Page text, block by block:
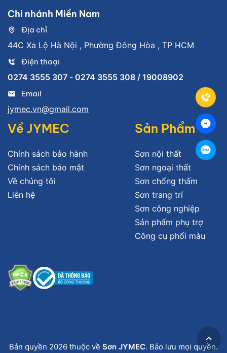
Chi nhánh Miền Nam
Địa chỉ
44C Xa Lộ Hà Nội , Phường Đông Hòa , TP HCM
Điện thoại
0274 3555 307 - 0274 3555 308 / 19008902
Email
jymec.vn@gmail.com
Về JYMEC
Chính sách bảo hành
Chính sách bảo mật
Về chúng tôi
Liên hệ
Sản Phẩm
Sơn nội thất
Sơn ngoại thất
Sơn chống thấm
Sơn trang trí
Sơn công nghiệp
Sản phẩm phụ trợ
Công cụ phối màu
Bản quyền 2026 thuộc về Sơn JYMEC. Bảo lưu mọi quyền.